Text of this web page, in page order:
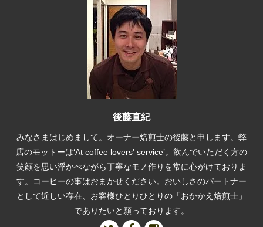
後藤直紀
みなさまはじめまして。オーナー焙煎士の後藤と申します。弊
店のモットーは‘At coffee lovers' service’。飲んでいただく方の
笑顔を思い浮かべながら丁寧なモノ作りを常に心がけておりま
す。コーヒーの事はおまかせください。おいしさのパートナー
として近しい存在、お客様ひとりひとりの「おかかえ焙煎士」
でありたいと願っております。